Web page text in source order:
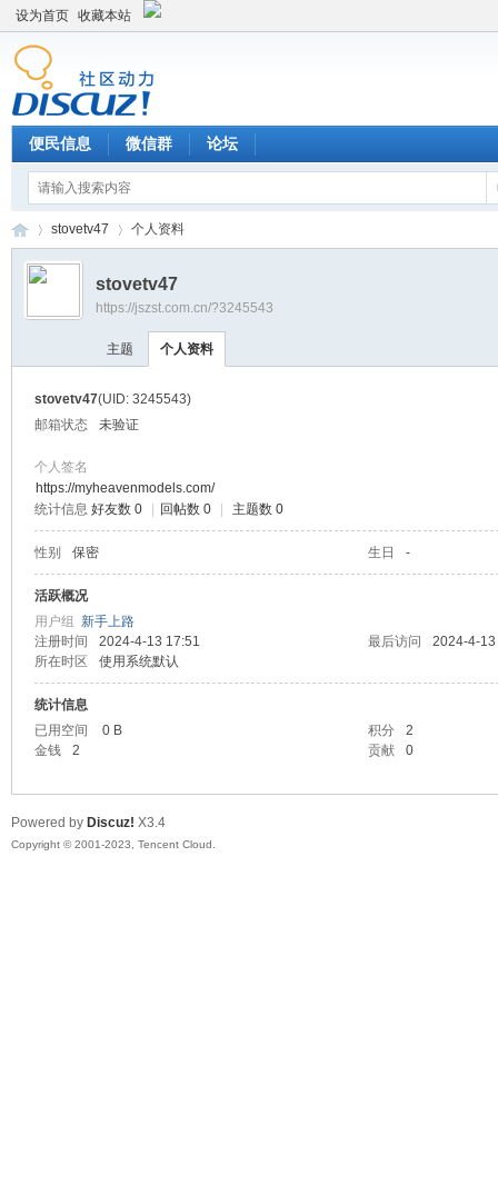
设为首页 收藏本站
便民信息 微信群 论坛
›
stovetv47 个人资料
stovetv47
https://jszst.com.cn/?3245543
主题 个人资料
stovetv47(UID: 3245543)
邮箱状态
未验证
个人签名
https://myheavenmodels.com/
统计信息 好友数 0 回帖数 0 主题数 0
性别 保密 生日 -
活跃概况
用户组 新手上路
注册时间
2024-4-13 17:51 最后访问
2024-4-
所在时区
使用系统默认
统计信息
已用空间
0 B 积分
2
金钱
2 贡献 0
Powered by Discuz! X3.4
Copyright © 2001-2023, Tencent Cloud.